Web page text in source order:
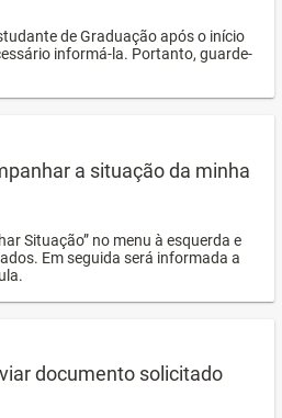
de Graduação após o início
informá-la. Portanto, guarde-
a situação da minha
Situação” no menu à esquerda e
Em seguida será informada a
documento solicitado